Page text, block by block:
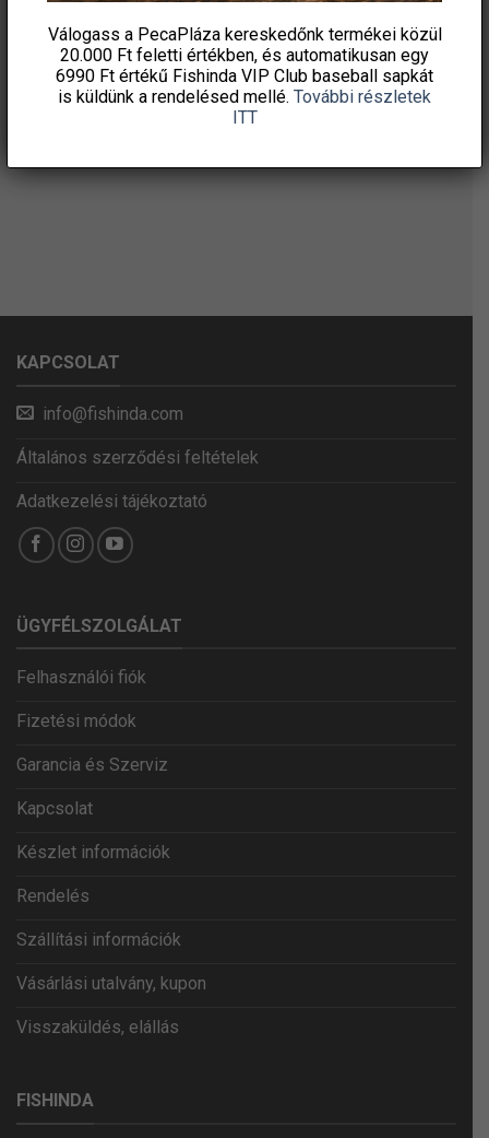
KAPCSOLAT
info@fishinda.com
Általános szerződési feltételek
Adatkezelési tájékoztató
ÜGYFÉLSZOLGÁLAT
Felhasználói fiók
Fizetési módok
Garancia és Szerviz
Kapcsolat
Készlet információk
Rendelés
Szállítási információk
Vásárlási utalvány, kupon
Visszaküldés, elállás
FISHINDA
Válogass a PecaPláza kereskedőnk termékei közül
20.000 Ft feletti értékben, és automatikusan egy
6990 Ft értékű Fishinda VIP Club baseball sapkát
is küldünk a rendelésed mellé. További részletek
ITT